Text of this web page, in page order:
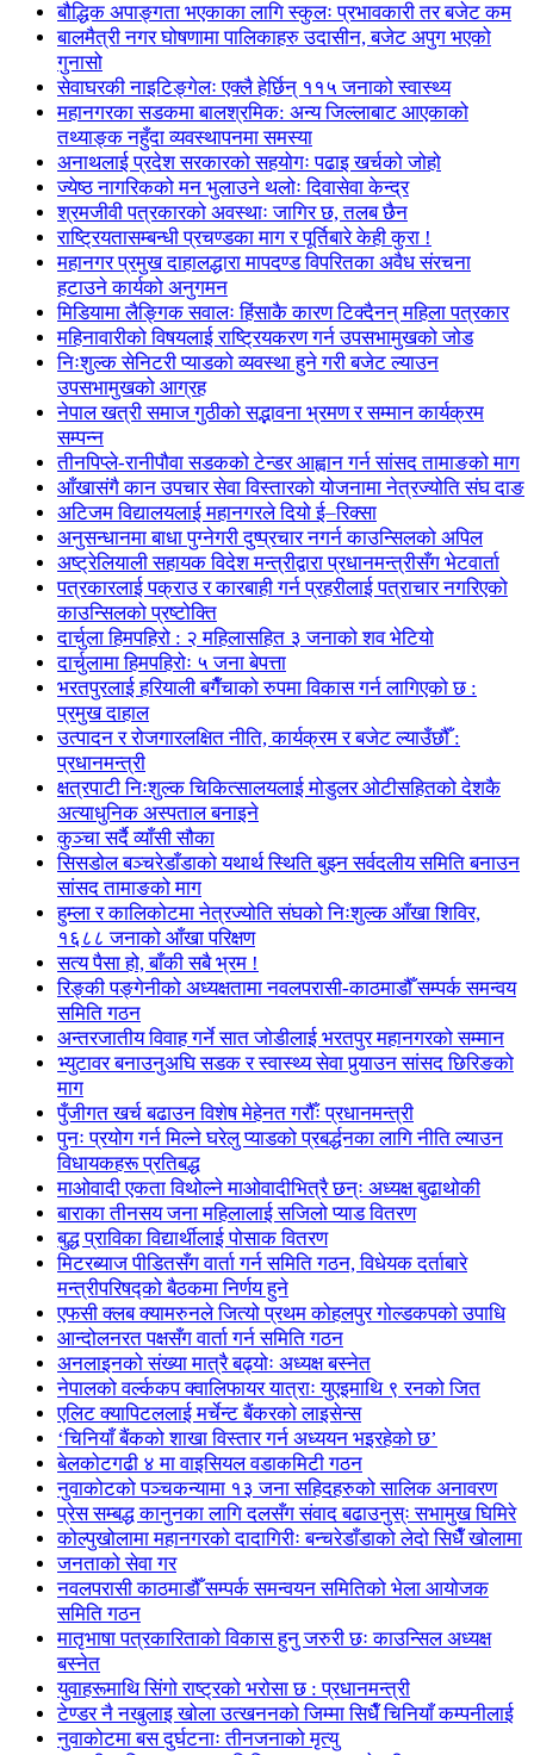
बौद्धिक अपाङ्गता भएकाका लागि स्कुलः प्रभावकारी तर बजेट कम
बालमैत्री नगर घोषणामा पालिकाहरु उदासीन, बजेट अपुग भएको
गुनासो
सेवाघरकी नाइटिङ्गेलः एक्लै हेर्छिन् ११५ जनाको स्वास्थ्य
महानगरका सडकमा बालश्रमिक: अन्य जिल्लाबाट आएकाको
तथ्याङ्क नहुँदा व्यवस्थापनमा समस्या
अनाथलाई प्रदेश सरकारको सहयोगः पढाइ खर्चको जोहो
ज्येष्ठ नागरिकको मन भुलाउने थलोः दिवासेवा केन्द्र
श्रमजीवी पत्रकारको अवस्थाः जागिर छ, तलब छैन
राष्ट्रियतासम्बन्धी प्रचण्डका माग र पूर्तिबारे केही कुरा !
महानगर प्रमुख दाहालद्धारा मापदण्ड विपरितका अवैध संरचना
हटाउने कार्यको अनुगमन
मिडियामा लैङ्गिक सवालः हिंसाकै कारण टिक्दैनन् महिला पत्रकार
महिनावारीको विषयलाई राष्ट्रियकरण गर्न उपसभामुखको जोड
निःशुल्क सेनिटरी प्याडको व्यवस्था हुने गरी बजेट ल्याउन
उपसभामुखको आग्रह
नेपाल खत्री समाज गुठीको सद्भावना भ्रमण र सम्मान कार्यक्रम
सम्पन्न
तीनपिप्ले-रानीपौवा सडकको टेन्डर आह्वान गर्न सांसद तामाङको माग
आँखासंगै कान उपचार सेवा विस्तारको योजनामा नेत्रज्योति संघ दाङ
अटिजम विद्यालयलाई महानगरले दियो ई–रिक्सा
अनुसन्धानमा बाधा पुग्नेगरी दुष्प्रचार नगर्न काउन्सिलको अपिल
अष्ट्रेलियाली सहायक विदेश मन्त्रीद्वारा प्रधानमन्त्रीसँग भेटवार्ता
पत्रकारलाई पक्राउ र कारबाही गर्न प्रहरीलाई पत्राचार नगरिएको
काउन्सिलको प्रष्टोक्ति
दार्चुला हिमपहिरो : २ महिलासहित ३ जनाको शव भेटियो
दार्चुलामा हिमपहिरोः ५ जना बेपत्ता
भरतपुरलाई हरियाली बगैँचाको रुपमा विकास गर्न लागिएको छ :
प्रमुख दाहाल
उत्पादन र रोजगारलक्षित नीति, कार्यक्रम र बजेट ल्याउँछौँ :
प्रधानमन्त्री
क्षत्रपाटी निःशुल्क चिकित्सालयलाई मोडुलर ओटीसहितको देशकै
अत्याधुनिक अस्पताल बनाइने
कुञ्चा सर्दै व्याँसी सौका
सिसडोल बञ्चरेडाँडाको यथार्थ स्थिति बुझ्न सर्वदलीय समिति बनाउन
सांसद तामाङको माग
हुम्ला र कालिकोटमा नेत्रज्योति संघको निःशुल्क आँखा शिविर,
१६८८ जनाको आँखा परिक्षण
सत्य पैसा हो, बाँकी सबै भ्रम !
रिङ्की पङ्गेनीको अध्यक्षतामा नवलपरासी-काठमाडौँ सम्पर्क समन्वय
समिति गठन
अन्तरजातीय विवाह गर्ने सात जोडीलाई भरतपुर महानगरको सम्मान
भ्युटावर बनाउनुअघि सडक र स्वास्थ्य सेवा पुर्‍याउन सांसद छिरिङको
माग
पुँजीगत खर्च बढाउन विशेष मेहेनत गरौँः प्रधानमन्त्री
पुनः प्रयोग गर्न मिल्ने घरेलु प्याडको प्रबर्द्धनका लागि नीति ल्याउन
विधायकहरू प्रतिबद्ध
माओवादी एकता विथोल्ने माओवादीभित्रै छन्ः अध्यक्ष बुढाथोकी
बाराका तीनसय जना महिलालाई सजिलो प्याड वितरण
बुद्ध प्राविका विद्यार्थीलाई पोसाक वितरण
मिटरब्याज पीडितसँग वार्ता गर्न समिति गठन, विधेयक दर्ताबारे
मन्त्रीपरिषद्को बैठकमा निर्णय हुने
एफसी क्लब क्यामरुनले जित्यो प्रथम कोहलपुर गोल्डकपको उपाधि
आन्दोलनरत पक्षसँग वार्ता गर्न समिति गठन
अनलाइनको संख्या मात्रै बढ्योः अध्यक्ष बस्नेत
नेपालको वर्ल्ककप क्वालिफायर यात्राः युएइमाथि ९ रनको जित
एलिट क्यापिटललाई मर्चेन्ट बैंकरको लाइसेन्स
‘चिनियाँ बैंकको शाखा विस्तार गर्न अध्ययन भइरहेको छ’
बेलकोटगढी ४ मा वाइसियल वडाकमिटी गठन
नुवाकोटको पञ्चकन्यामा १३ जना सहिदहरुको सालिक अनावरण
प्रेस सम्बद्ध कानुनका लागि दलसँग संवाद बढाउनुस्ः सभामुख घिमिरे
कोल्पुखोलामा महानगरको दादागिरीः बन्चरेडाँडाको लेदो सिधैँ खोलामा
जनताको सेवा गर
नवलपरासी काठमाडौँ सम्पर्क समन्वयन समितिको भेला आयोजक
समिति गठन
मातृभाषा पत्रकारिताको विकास हुनु जरुरी छः काउन्सिल अध्यक्ष
बस्नेत
युवाहरूमाथि सिंगो राष्ट्रको भरोसा छ : प्रधानमन्त्री
टेण्डर नै नखुलाइ खोला उत्खननको जिम्मा सिधैँ चिनियाँ कम्पनीलाई
नुवाकोटमा बस दुर्घटनाः तीनजनाको मृत्यु